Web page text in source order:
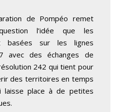
de Pompéo remet
l’idée que les
basées sur les lignes
avec des échanges de
242 qui tient pour
des territoires en temps
laisse place à de petites